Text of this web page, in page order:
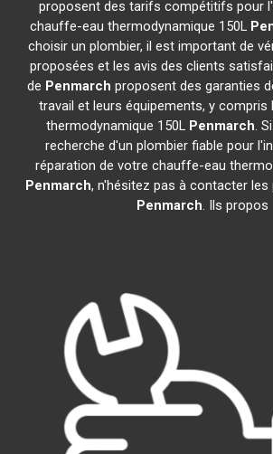
proposent des tarifs compétitifs pour
chauffe-eau thermodynamique 150L
choisir un plombier, il est important de
proposées et les avis des clients
de Penmarch proposent des garanties
travail et leurs équipements, y
thermodynamique 150L Penmarch.
recherche d'un plombier fiable pour
réparation de votre chauffe-eau
Penmarch, n'hésitez pas à contacter
Penmarch. Ils propos